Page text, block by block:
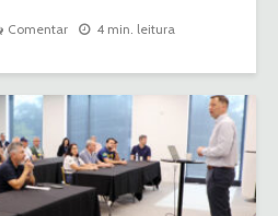
Comentar 4 min. leitura